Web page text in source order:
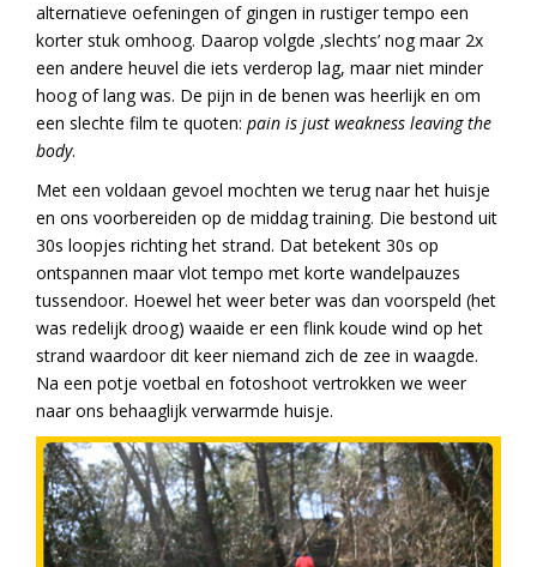
alternatieve oefeningen of gingen in rustiger tempo een
korter stuk omhoog. Daarop volgde ‚slechts’ nog maar 2x
een andere heuvel die iets verderop lag, maar niet minder
hoog of lang was. De pijn in de benen was heerlijk en om
een slechte film te quoten: pain is just weakness leaving the
body.
Met een voldaan gevoel mochten we terug naar het huisje
en ons voorbereiden op de middag training. Die bestond uit
30s loopjes richting het strand. Dat betekent 30s op
ontspannen maar vlot tempo met korte wandelpauzes
tussendoor. Hoewel het weer beter was dan voorspeld (het
was redelijk droog) waaide er een flink koude wind op het
strand waardoor dit keer niemand zich de zee in waagde.
Na een potje voetbal en fotoshoot vertrokken we weer
naar ons behaaglijk verwarmde huisje.